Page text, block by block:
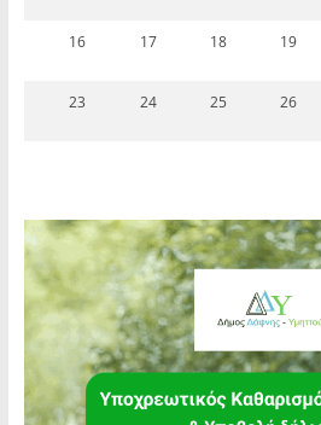
16 17 18 19
23 24 25 26